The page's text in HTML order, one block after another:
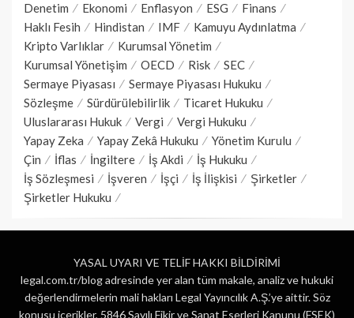
Denetim
Ekonomi Enflasyon ESG
Finans
Haklı Fesih
Hindistan IMF
Kamuyu Aydınlatma
Kripto Varlıklar
Kurumsal Yönetim
Kurumsal Yönetişim
OECD Risk
SEC
Sermaye Piyasası
Sermaye Piyasası Hukuku
Sözleşme
Sürdürülebilirlik
Ticaret Hukuku
Uluslararası Hukuk
Vergi
Vergi Hukuku
Yapay Zeka
Yapay Zekâ Hukuku
Yönetim Kurulu
Çin
İflas İngiltere İş Akdi
İş Hukuku
İş Sözleşmesi
İşveren İşçi İş İlişkisi
Şirketler
Şirketler Hukuku
YASAL UYARI VE TELİF HAKKI BİLDİRİMİ
legal.com.tr/blog adresinde yer alan tüm makale, analiz ve hukuki
değerlendirmelerin mali hakları Legal Yayıncılık A.Ş.’ye aittir. Söz
konusu içerikler, 5846 Sayılı Fikir ve Sanat Eserleri Kanunu (FSEK)